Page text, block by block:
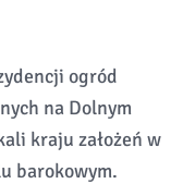
ogród
na Dolnym
kraju założeń w
barokowym.